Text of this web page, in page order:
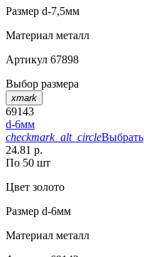
Размер d-7,5мм
Материал металл
Артикул 67898
Выбор размера
xmark
69143
d-6мм
checkmark_alt_circleВыбрать
24.81 р.
По 50 шт
Цвет золото
Размер d-6мм
Материал металл